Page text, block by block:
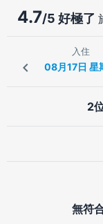
4.7/5 好極了
入住
2
無符